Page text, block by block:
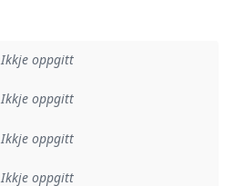
Ikkje oppgitt
:
Ikkje oppgitt
Ikkje oppgitt
:
Ikkje oppgitt